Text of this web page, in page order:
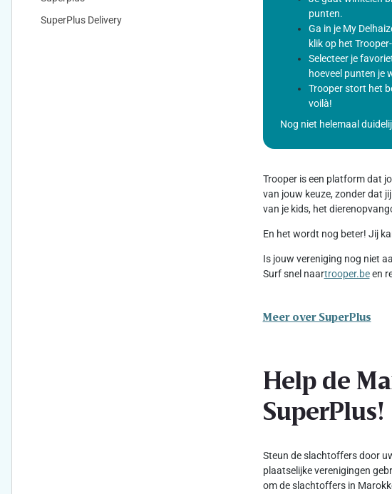
SuperPlus Delivery
punten.
Ga in je My
klik op het
Selecteer je
hoeveel punten je
Trooper stort het
voilà!
Nog niet helemaal
Trooper is een platform dat
van jouw keuze, zonder dat
van je kids, het
En het wordt nog beter! Jij
Is jouw vereniging nog niet
Surf snel naartrooper.been
Meer over SuperPlus
Help de
SuperPlus!
Steun de slachtoffers door
plaatselijke verenigingen
om de slachtoffers in